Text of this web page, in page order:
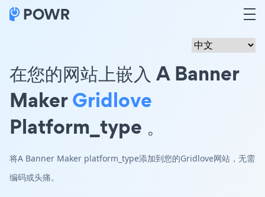
在您的网站上嵌入 A Banner
MakerGridlove
Platform_type 。
将A Banner Maker platform_type添加到您的Gridlove网站，无需
编码或头痛。